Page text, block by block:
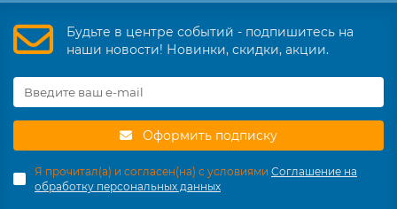
Будьте в центре событий - подпишитесь на
наши новости! Новинки, скидки, акции.
Оформить подписку
Я прочитал(а) и согласен(на) с условиями Соглашение на
обработку персональных данных